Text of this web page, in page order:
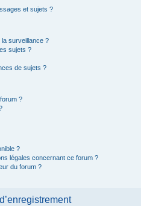
et sujets ?
surveillance ?
sujets ?
de sujets ?
?
?
légales concernant ce forum ?
du forum ?